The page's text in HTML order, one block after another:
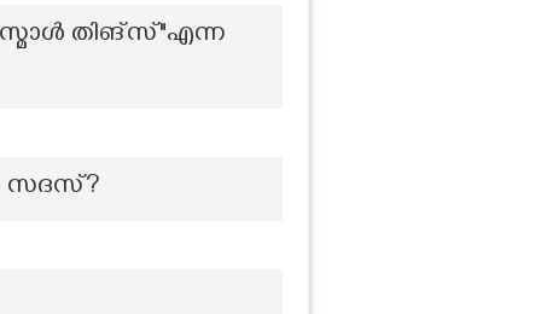
തിങ്സ്"എന്ന
സദസ്?